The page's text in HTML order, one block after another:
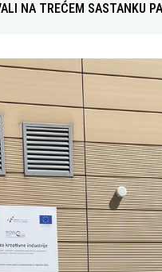
NA TREĆEM SASTANKU